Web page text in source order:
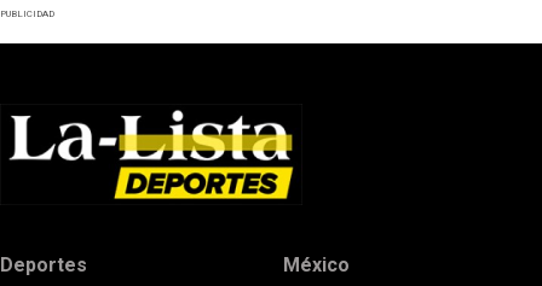
PUBLICIDAD
Deportes México